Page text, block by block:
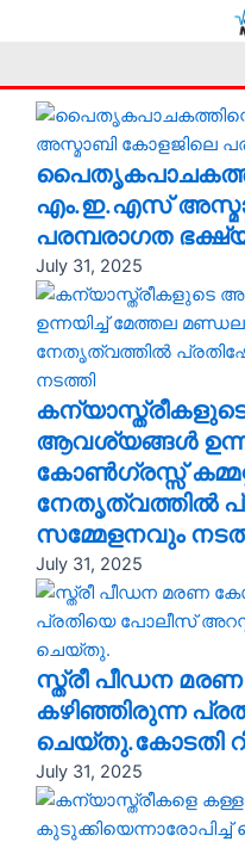
എം.ഇ.എസ്
പരമ്പരാഗത
July 31, 2025
കന്യാസ്ത്രീകളുടെ
ആവശ്യങ്ങൾ
കോൺഗ്രസ്സ്
നേതൃത്വത്തിൽ
സമ്മേളനവും
July 31, 2025
സ്ത്രീ പീഡന
കഴിഞ്ഞിരുന്ന
ചെയ്തു.കോടതി
July 31, 2025